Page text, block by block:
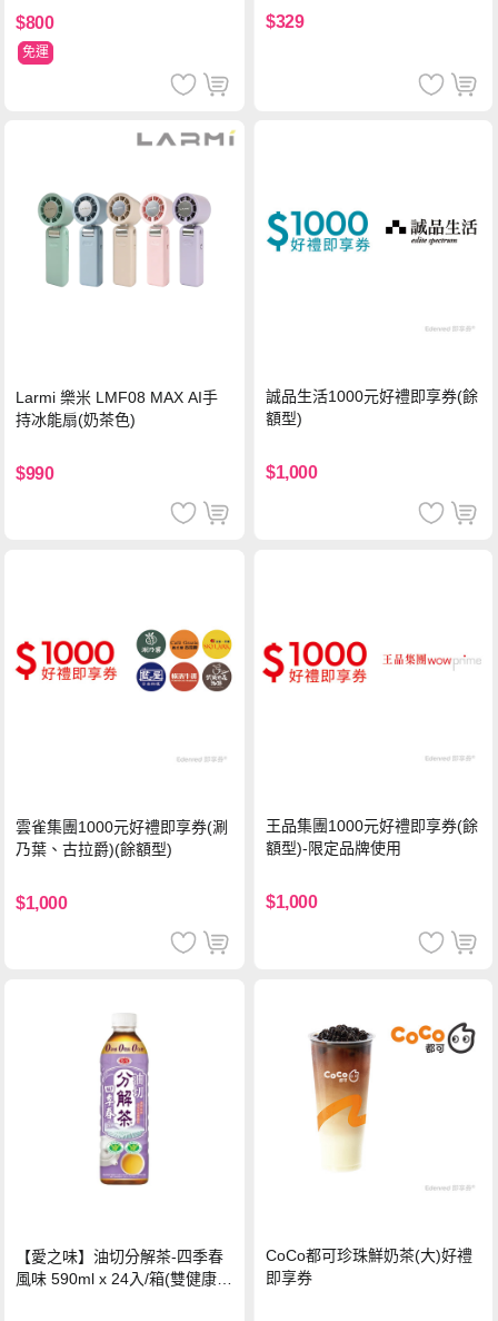
$800
免運
$329
Larmi 樂米 LMF08 MAX AI手
持冰能扇(奶茶色)
$990
誠品生活1000元好禮即享券(餘
額型)
$1,000
雲雀集團1000元好禮即享券(涮
乃葉、古拉爵)(餘額型)
$1,000
王品集團1000元好禮即享券(餘
額型)-限定品牌使用
$1,000
【愛之味】油切分解茶-四季春
風味 590ml x 24入/箱(雙健康認
CoCo都可珍珠鮮奶茶(大)好禮
即享券